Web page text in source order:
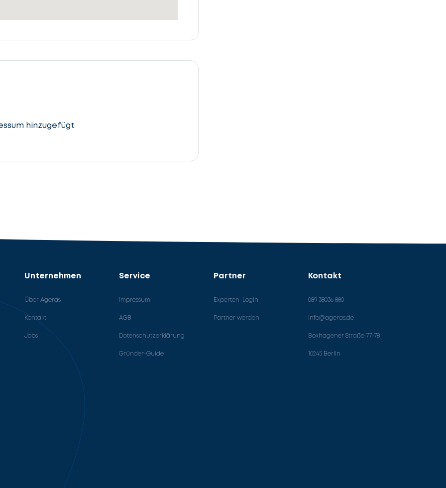
hinzugefügt
Unternehmen
Über Ageras
Kontakt
Jobs
Service
Impressum
AGB
Datenschutzerklärung
Gründer-Guide
Partner
Experten-Login
Partner werden
Kontakt
089 38036 880
info@ageras.de
Boxhagener Straße 77-78
10245 Berlin